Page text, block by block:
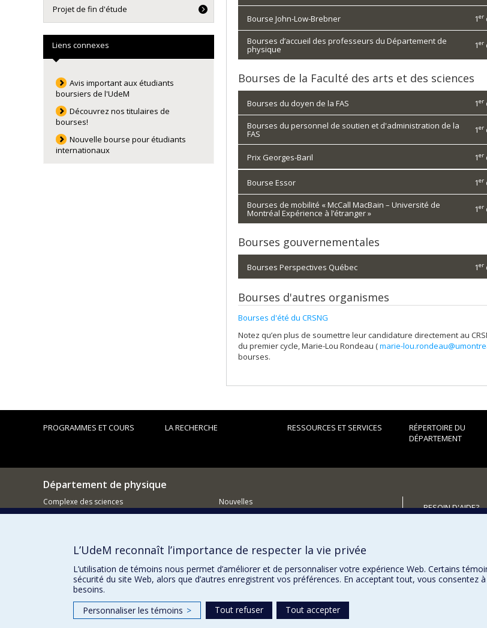
Bourse John-Low-Brebner 1er
Bourses d’accueil des professeurs du Département de
physique 1er
Bourses de la Faculté des arts et des sciences
Bourses du doyen de la FAS 1er
Bourses du personnel de soutien et d'administration de la
FAS 1er
Prix Georges-Baril 1er
Bourse Essor 1er
Bourses de mobilité « McCall MacBain – Université de
Montréal Expérience à l’étranger » 1er
Bourses gouvernementales
Bourses Perspectives Québec 1er
Bourses d'autres organismes
Bourses d'été du CRSNG
Notez qu’en plus de soumettre leur candidature directement au
du premier cycle, Marie-Lou Rondeau (marie-
bourses.
Projet de fin d'étude
Liens connexes
Avis important aux étudiants
boursiers de l'UdeM
Découvrez nos titulaires de
bourses!
Nouvelle bourse pour étudiants
internationaux
PROGRAMMES ET COURS LA RECHERCHE RESSOURCES ET SERVICES
RÉPERTOIRE DU
DÉPARTEMENT
Département de physique
Complexe des sciences
1375 Avenue Thérèse-Lavoie-Roux
514 343-6667
Nouvelles
BESOIN D'AIDE?
L’UdeM reconnaît l’importance de respecter la vie privée
L’utilisation de témoins nous permet d’améliorer et de personnaliser votre expérience Web. Certains
sécurité du site Web, alors que d’autres enregistrent vos préférences. En acceptant tout, vous
besoins.
Personnaliser les témoins > Tout refuser
Tout accepter